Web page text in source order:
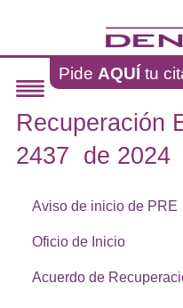
Pide AQUÍ tu
Recuperación
2437 de 2024
Aviso de inicio de PRE
Oficio de Inicio
Acuerdo de